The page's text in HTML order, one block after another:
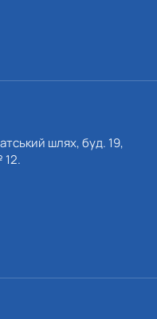
шлях, буд. 19,
12.